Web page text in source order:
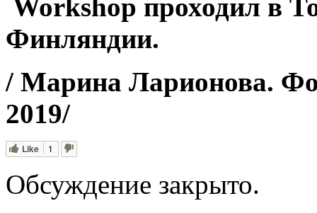
Workshop проходил в
Финляндии.
/ Марина Ларионова.
2019/
Like 1
Обсуждение закрыто.